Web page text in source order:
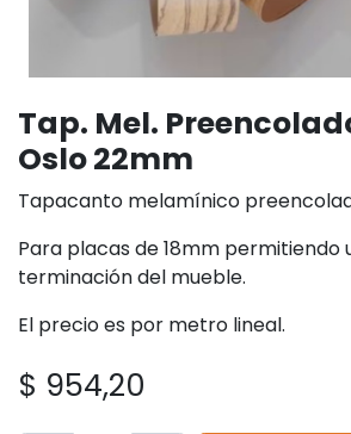
Tap. Mel.
Oslo 22mm
Tapacanto melamínico
Para placas de 18mm permitiendo
terminación del mueble.
El precio es por metro lineal.
$ 954,20